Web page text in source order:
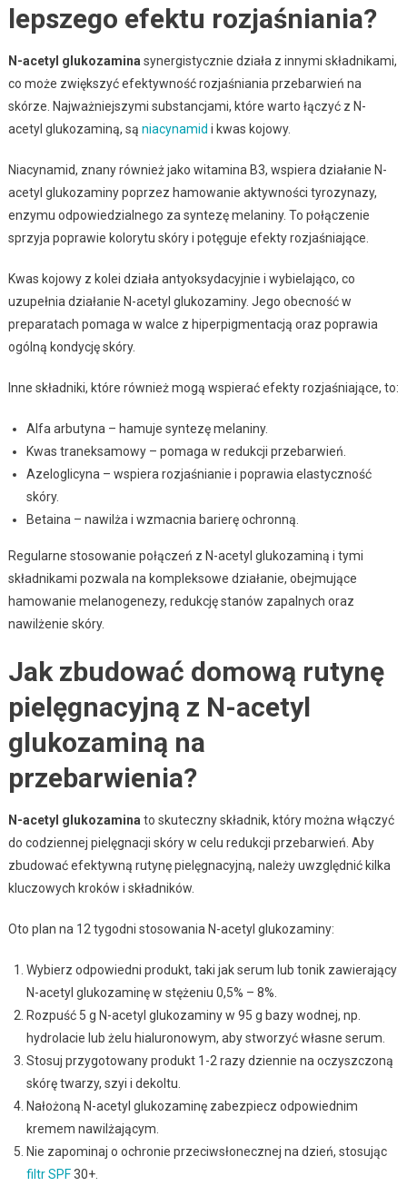
lepszego efektu rozjaśniania?
N-acetyl glukozamina synergistycznie działa z innymi składnikami,
co może zwiększyć efektywność rozjaśniania przebarwień na
skórze. Najważniejszymi substancjami, które warto łączyć z N-
acetyl glukozaminą, są niacynamid i kwas kojowy.
Niacynamid, znany również jako witamina B3, wspiera działanie N-
acetyl glukozaminy poprzez hamowanie aktywności tyrozynazy,
enzymu odpowiedzialnego za syntezę melaniny. To połączenie
sprzyja poprawie kolorytu skóry i potęguje efekty rozjaśniające.
Kwas kojowy z kolei działa antyoksydacyjnie i wybielająco, co
uzupełnia działanie N-acetyl glukozaminy. Jego obecność w
preparatach pomaga w walce z hiperpigmentacją oraz poprawia
ogólną kondycję skóry.
Inne składniki, które również mogą wspierać efekty rozjaśniające, to:
Alfa arbutyna – hamuje syntezę melaniny.
Kwas traneksamowy – pomaga w redukcji przebarwień.
Azeloglicyna – wspiera rozjaśnianie i poprawia elastyczność
skóry.
Betaina – nawilża i wzmacnia barierę ochronną.
Regularne stosowanie połączeń z N-acetyl glukozaminą i tymi
składnikami pozwala na kompleksowe działanie, obejmujące
hamowanie melanogenezy, redukcję stanów zapalnych oraz
nawilżenie skóry.
Jak zbudować domową rutynę
pielęgnacyjną z N-acetyl
glukozaminą na
przebarwienia?
N-acetyl glukozamina to skuteczny składnik, który można włączyć
do codziennej pielęgnacji skóry w celu redukcji przebarwień. Aby
zbudować efektywną rutynę pielęgnacyjną, należy uwzględnić kilka
kluczowych kroków i składników.
Oto plan na 12 tygodni stosowania N-acetyl glukozaminy:
Wybierz odpowiedni produkt, taki jak serum lub tonik zawierający
N-acetyl glukozaminę w stężeniu 0,5% – 8%.
Rozpuść 5 g N-acetyl glukozaminy w 95 g bazy wodnej, np.
hydrolacie lub żelu hialuronowym, aby stworzyć własne serum.
Stosuj przygotowany produkt 1-2 razy dziennie na oczyszczoną
skórę twarzy, szyi i dekoltu.
Nałożoną N-acetyl glukozaminę zabezpiecz odpowiednim
kremem nawilżającym.
Nie zapominaj o ochronie przeciwsłonecznej na dzień, stosując
filtr SPF30+.